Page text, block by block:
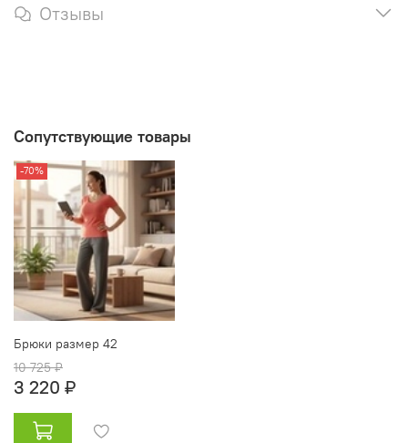
Отзывы
Сопутствующие товары
-70%
Брюки размер 42
10 725 ₽
3 220 ₽